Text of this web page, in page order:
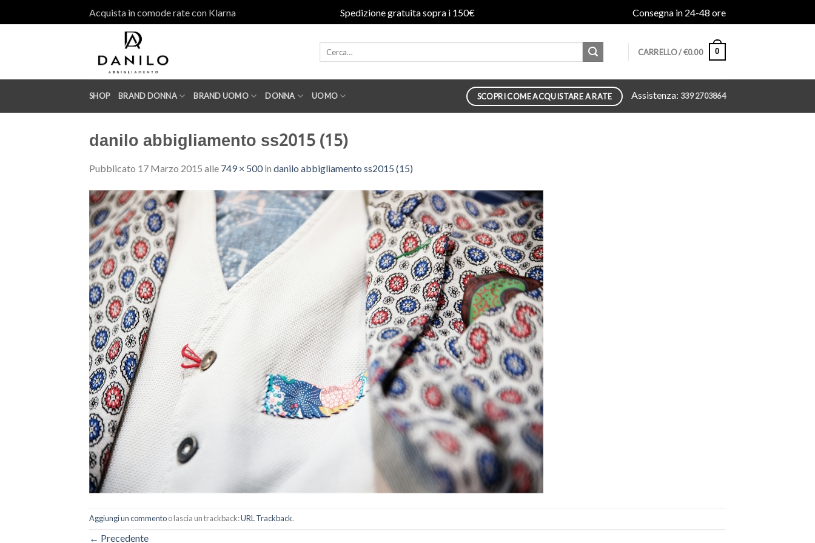
to
Acquista in comode rate con Klarna Spedizione gratuita sopra i 150€ Consegna in 24-48 ore
CARRELLO /€0.00 0
SHOP BRAND DONNA BRAND UOMO DONNA UOMO SCOPRI COME ACQUISTARE A RATE Assistenza: 339 2703864
danilo abbigliamento ss2015 (15)
Pubblicato 17 Marzo 2015 alle 749 × 500in danilo abbigliamento ss2015 (15)
Aggiungi un commentoo lascia un trackback:URL Trackback.
← Precedente